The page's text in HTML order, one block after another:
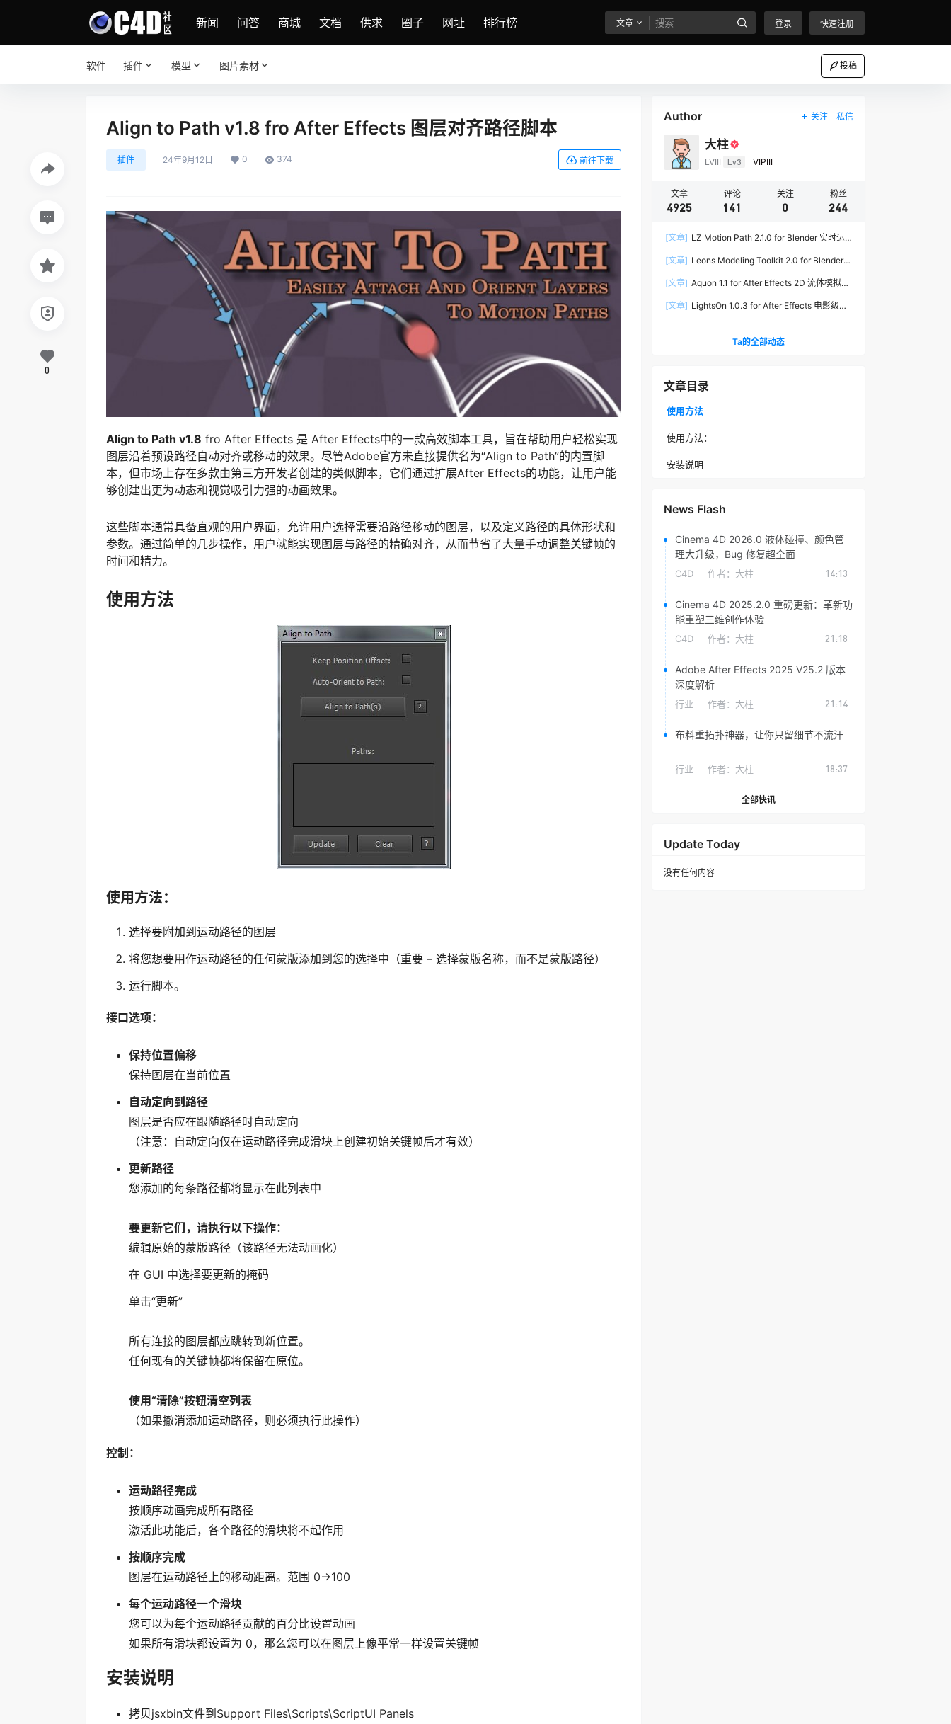
新闻 问答 商城 文档 供求 圈子 网址 排行榜 文章 登录 快速注册
软件 插件 模型 图片素材 投稿
Align to Path v1.8 fro After Effects 图层对齐路径脚本
插件 24年9月12日 0 374 前往下载
Align to Path v1.8 fro After Effects 是 After Effects中的一款高效脚本工具，旨在帮助用户轻松实现
图层沿着预设路径自动对齐或移动的效果。尽管Adobe官方未直接提供名为“Align to Path”的内置脚
本，但市场上存在多款由第三方开发者创建的类似脚本，它们通过扩展After Effects的功能，让用户能
够创建出更为动态和视觉吸引力强的动画效果。
这些脚本通常具备直观的用户界面，允许用户选择需要沿路径移动的图层，以及定义路径的具体形状和
参数。通过简单的几步操作，用户就能实现图层与路径的精确对齐，从而节省了大量手动调整关键帧的
时间和精力。
使用方法
使用方法：
选择要附加到运动路径的图层
将您想要用作运动路径的任何蒙版添加到您的选择中（重要 – 选择蒙版名称，而不是蒙版路径）
运行脚本。
接口选项：
保持位置偏移
保持图层在当前位置
自动定向到路径
图层是否应在跟随路径时自动定向
（注意：自动定向仅在运动路径完成滑块上创建初始关键帧后才有效）
更新路径
您添加的每条路径都将显示在此列表中
要更新它们，请执行以下操作：
编辑原始的蒙版路径（该路径无法动画化）
在 GUI 中选择要更新的掩码
单击“更新”
所有连接的图层都应跳转到新位置。
任何现有的关键帧都将保留在原位。
使用“清除”按钮清空列表
（如果撤消添加运动路径，则必须执行此操作）
控制：
运动路径完成
按顺序动画完成所有路径
激活此功能后，各个路径的滑块将不起作用
按顺序完成
图层在运动路径上的移动距离。范围 0→100
每个运动路径一个滑块
您可以为每个运动路径贡献的百分比设置动画
如果所有滑块都设置为 0，那么您可以在图层上像平常一样设置关键帧
安装说明
拷贝jsxbin文件到Support Files\Scripts\ScriptUI Panels
0
Author 关注 私信
大柱
LVIII Lv3 VIPIII
文章
4925
评论
141
关注
0
粉丝
244
[文章] LZ Motion Path 2.1.0 for Blender 实时运
[文章] Leons Modeling Toolkit 2.0 for Blender
[文章] Aquon 1.1 for After Effects 2D 流体模拟插
[文章] LightsOn 1.0.3 for After Effects 电影级镜
Ta的全部动态
文章目录
使用方法
使用方法：
安装说明
News Flash
Cinema 4D 2026.0 液体碰撞、颜色管
理大升级，Bug 修复超全面
C4D 作者： 大柱 14:13
Cinema 4D 2025.2.0 重磅更新：革新功
能重塑三维创作体验
C4D 作者： 大柱 21:18
Adobe After Effects 2025 V25.2 版本
深度解析
行业 作者： 大柱 21:14
布料重拓扑神器，让你只留细节不流汗
行业 作者： 大柱 18:37
全部快讯
Update Today
没有任何内容